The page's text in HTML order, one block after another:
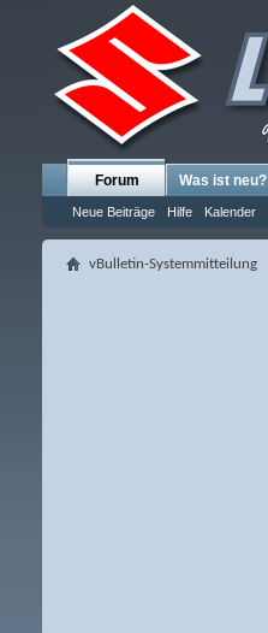
Forum
Neue Beiträge Hilfe Kalender
Was ist neu?
vBulletin-Systemmitteilung